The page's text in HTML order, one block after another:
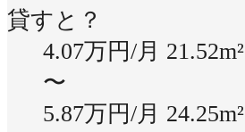
貸すと？
4.07万円/月 21.52m²
〜
5.87万円/月 24.25m²